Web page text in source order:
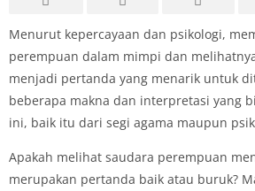
Menurut kepercayaan dan psikologi,
perempuan dalam mimpi dan
menjadi pertanda yang menarik untuk
beberapa makna dan interpretasi yang
ini, baik itu dari segi agama maupun
Apakah melihat saudara perempuan
merupakan pertanda baik atau buruk?